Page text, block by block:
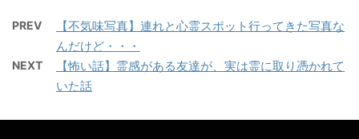
PREV
【不気味写真】連れと心霊スポット行ってきた写真な
んだけど・・・
NEXT
【怖い話】霊感がある友達が、実は霊に取り憑かれて
いた話